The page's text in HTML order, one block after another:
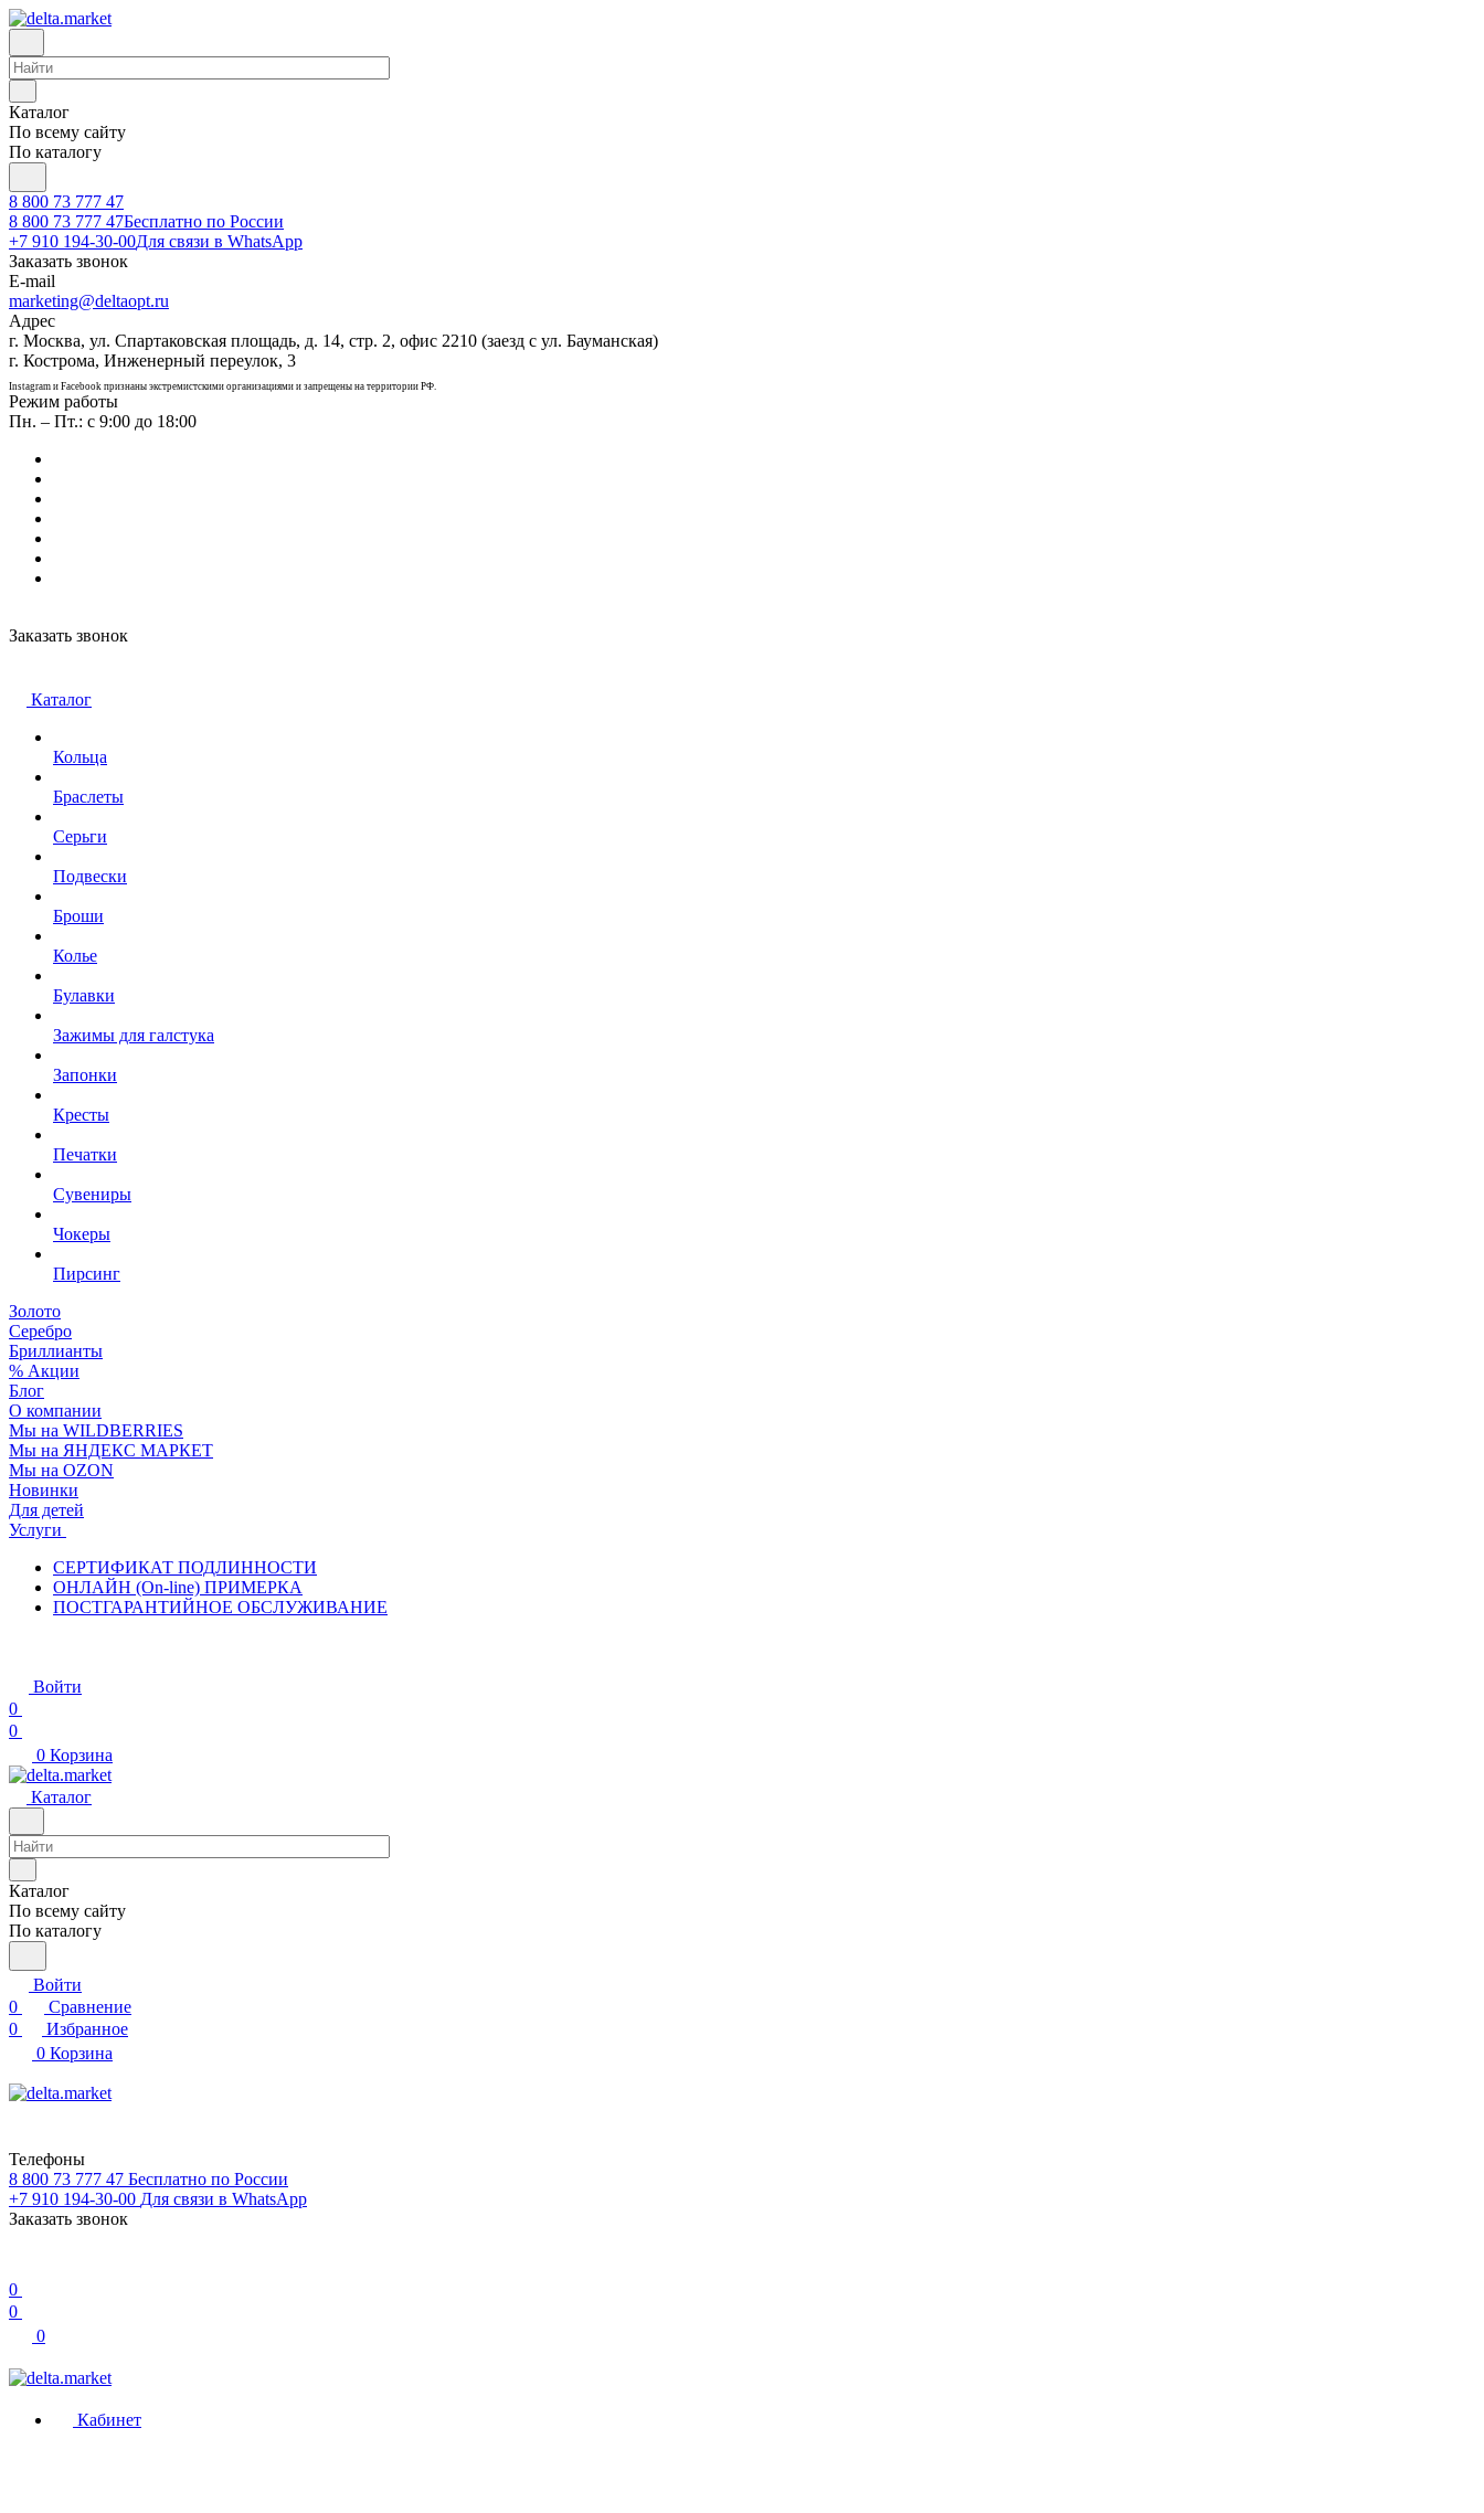
Каталог
По всему сайту
По каталогу
8 800 73 777 47
8 800 73 777 47Бесплатно по России
+7 910 194-30-00Для связи в WhatsApp
Заказать звонок
E-mail
marketing@deltaopt.ru
Адрес
г. Москва, ул. Спартаковская площадь, д. 14, стр. 2, офис 2210 (заезд с ул. Бауманская)
г. Кострома, Инженерный переулок, 3
Instagram и Facebook признаны экстремистскими организациями и запрещены на территории РФ.
Режим работы
Пн. – Пт.: с 9:00 до 18:00
Заказать звонок
Каталог
Кольца
Браслеты
Серьги
Подвески
Броши
Колье
Булавки
Зажимы для галстука
Запонки
Кресты
Печатки
Сувениры
Чокеры
Пирсинг
Золото
Серебро
Бриллианты
% Акции
Блог
О компании
Мы на WILDBERRIES
Мы на ЯНДЕКС МАРКЕТ
Мы на OZON
Новинки
Для детей
Услуги
СЕРТИФИКАТ ПОДЛИННОСТИ
ОНЛАЙН (On-line) ПРИМЕРКА
ПОСТГАРАНТИЙНОЕ ОБСЛУЖИВАНИЕ
Войти
0
0
0 Корзина
Каталог
Каталог
По всему сайту
По каталогу
Войти
0
Сравнение
0
Избранное
0 Корзина
Телефоны
8 800 73 777 47 Бесплатно по России
+7 910 194-30-00 Для связи в WhatsApp
Заказать звонок
0
0
0
Кабинет